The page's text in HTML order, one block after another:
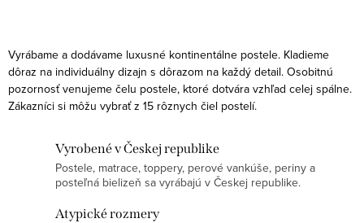
v
l
á
d
Vyrábame a dodávame luxusné kontinentálne postele. Kladieme
dôraz na individuálny dizajn s dôrazom na každý detail. Osobitnú
pozornosť venujeme čelu postele, ktoré dotvára vzhľad celej spálne.
Zákazníci si môžu vybrať z 15 rôznych čiel postelí.
Vyrobené v Českej republike
Postele, matrace, toppery, perové vankúše, periny a
posteľná bielizeň sa vyrábajú v Českej republike.
Atypické rozmery